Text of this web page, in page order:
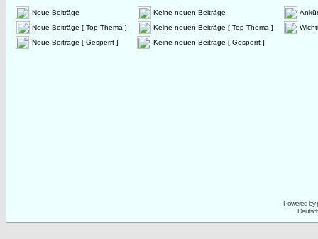
Neue Beiträge Keine neuen Beiträge
Neue Beiträge [ Top-Thema ]
Keine neuen Beiträge [ Top-Thema ]
Neue Beiträge [ Gesperrt ]
Keine neuen Beiträge [ Gesperrt ]
Powered by